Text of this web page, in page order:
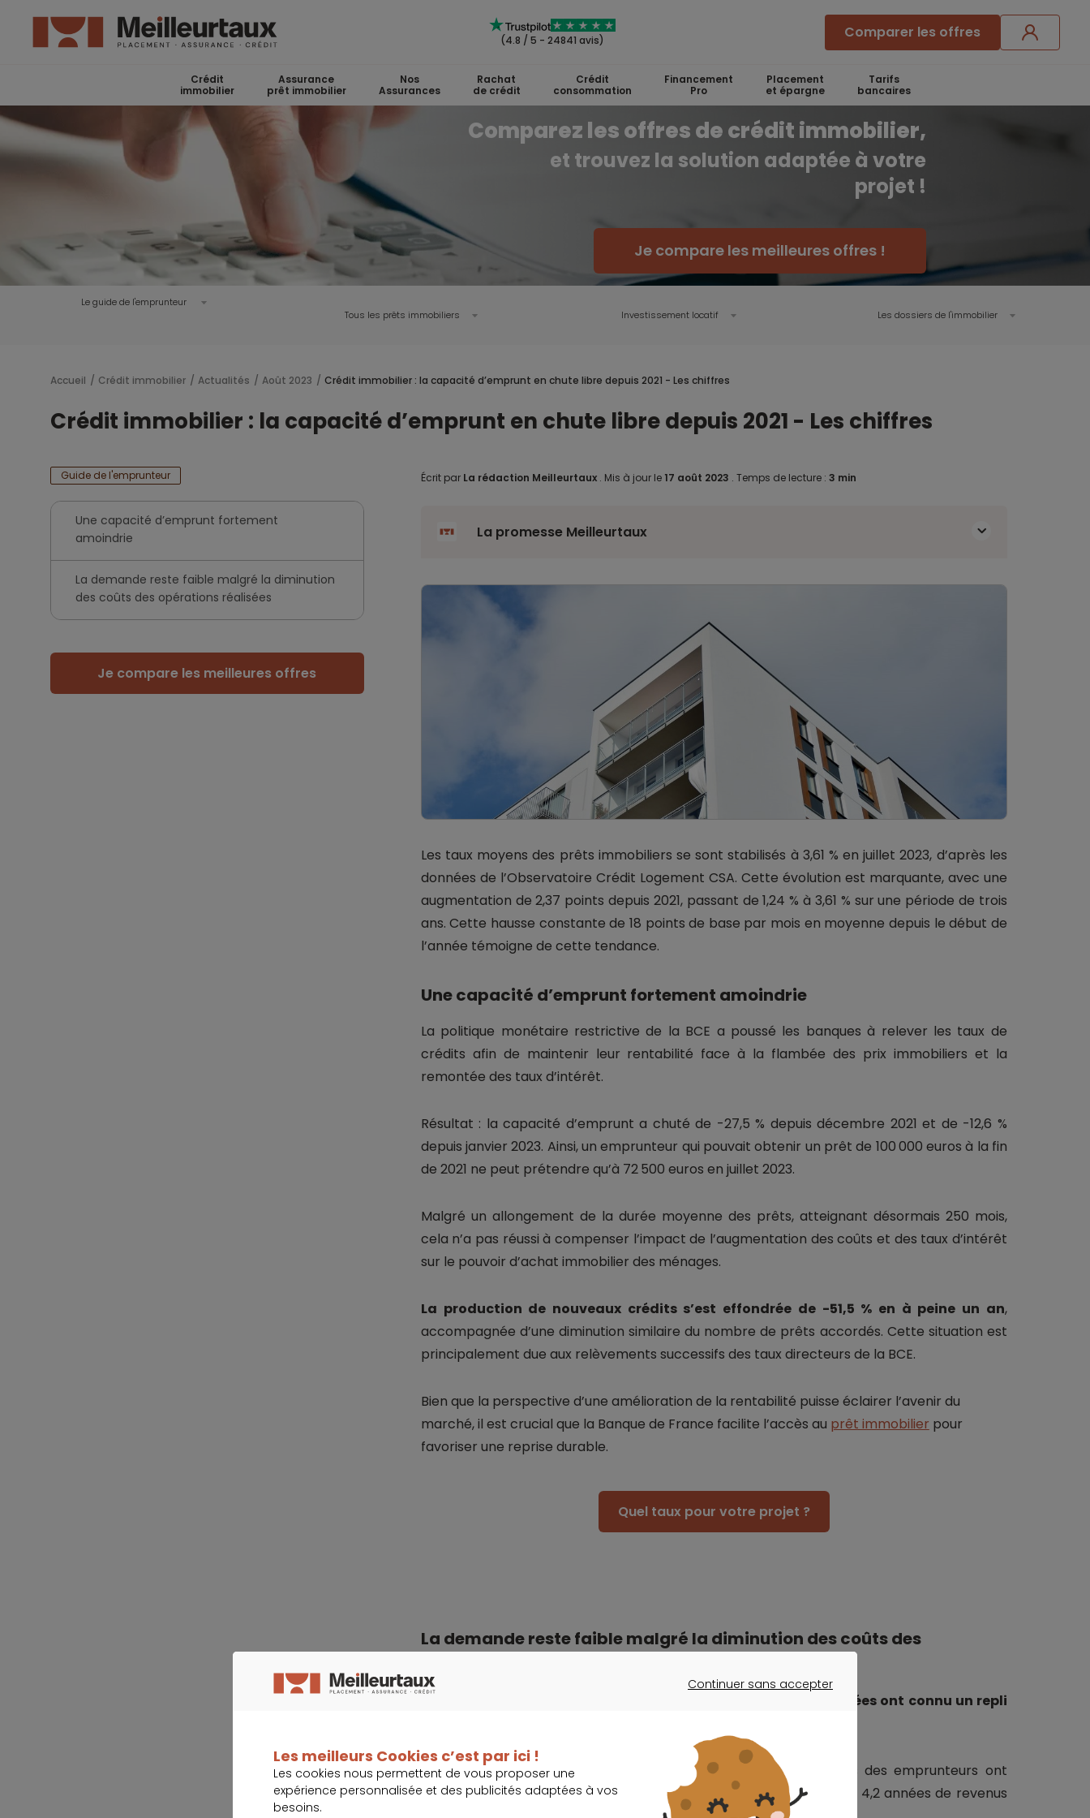
(4.8 / 5 - 24841 avis) Comparer les offres
Crédit
immobilier
Assurance
prêt immobilier
Nos
Assurances
Rachat
de crédit
Crédit
consommation
Financement
Pro
Placement
et épargne
Tarifs
bancaires
Comparez les offres de crédit immobilier,
et trouvez la solution adaptée à votre
projet !
Je compare les meilleures offres !
Le guide de l'emprunteur
Tous les prêts immobiliers
Investissement locatif Les dossiers de l'immobilier
Accueil Crédit immobilier Actualités Août 2023 Crédit immobilier : la capacité d’emprunt en chute libre depuis 2021 - Les chiffres
Crédit immobilier : la capacité d’emprunt en chute libre depuis 2021 - Les chiffres
Guide de l'emprunteur
Une capacité d’emprunt fortement
amoindrie
La demande reste faible malgré la diminution
des coûts des opérations réalisées
Je compare les meilleures offres
Écrit par La rédaction Meilleurtaux . Mis à jour le 17 août 2023 . Temps de lecture : 3 min
La promesse Meilleurtaux
Les taux moyens des prêts immobiliers se sont stabilisés à 3,61 % en juillet 2023, d’après les
données de l’Observatoire Crédit Logement CSA. Cette évolution est marquante, avec une
augmentation de 2,37 points depuis 2021, passant de 1,24 % à 3,61 % sur une période de trois
ans. Cette hausse constante de 18 points de base par mois en moyenne depuis le début de
l’année témoigne de cette tendance.
Une capacité d’emprunt fortement amoindrie
La politique monétaire restrictive de la BCE a poussé les banques à relever les taux de
crédits afin de maintenir leur rentabilité face à la flambée des prix immobiliers et la
remontée des taux d’intérêt.
Résultat : la capacité d’emprunt a chuté de -27,5 % depuis décembre 2021 et de -12,6 %
depuis janvier 2023. Ainsi, un emprunteur qui pouvait obtenir un prêt de 100 000 euros à la fin
de 2021 ne peut prétendre qu’à 72 500 euros en juillet 2023.
Malgré un allongement de la durée moyenne des prêts, atteignant désormais 250 mois,
cela n’a pas réussi à compenser l’impact de l’augmentation des coûts et des taux d’intérêt
sur le pouvoir d’achat immobilier des ménages.
La production de nouveaux crédits s’est effondrée de -51,5 % en à peine un an,
accompagnée d’une diminution similaire du nombre de prêts accordés. Cette situation est
principalement due aux relèvements successifs des taux directeurs de la BCE.
Bien que la perspective d’une amélioration de la rentabilité puisse éclairer l’avenir du
marché, il est crucial que la Banque de France facilite l’accès au prêt immobilier pour
favoriser une reprise durable.
Quel taux pour votre projet ?
La demande reste faible malgré la diminution des coûts des
les coûts des transactions achevées ont connu un repli
Toutefois, cette baisse s’inscrit dans un contexte où les revenus des emprunteurs ont
progressé de +6,8 %, réduisant ainsi le coût relatif des opérations à 4,2 années de revenus
Continuer sans accepter
Les meilleurs Cookies c’est par ici !
Les cookies nous permettent de vous proposer une
expérience personnalisée et des publicités adaptées à vos
besoins.